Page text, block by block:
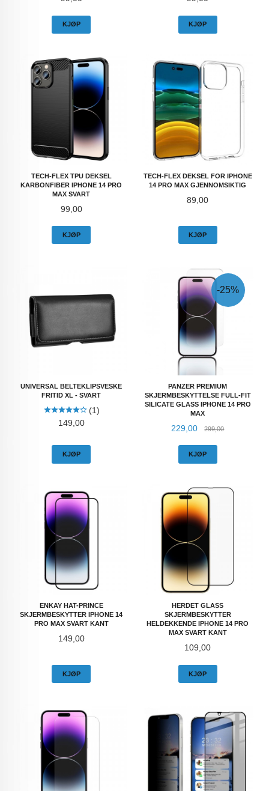
KJØP KJØP
TECH-FLEX TPU DEKSEL
KARBONFIBER IPHONE 14 PRO
MAX SVART
Pris
99,00
KJØP
TECH-FLEX DEKSEL FOR IPHONE
14 PRO MAX GJENNOMSIKTIG
Pris
89,00
KJØP
UNIVERSAL BELTEKLIPSVESKE
FRITID XL - SVART
(1)
Pris
149,00
KJØP
PANZER PREMIUM
SKJERMBESKYTTELSE FULL-FIT
SILICATE GLASS IPHONE 14 PRO
MAX
Tilbud
229,00 299,00Rabatt
-25%
KJØP
ENKAY HAT-PRINCE
SKJERMBESKYTTER IPHONE 14
PRO MAX SVART KANT
Pris
149,00
KJØP
HERDET GLASS
SKJERMBESKYTTER
HELDEKKENDE IPHONE 14 PRO
MAX SVART KANT
Pris
109,00
KJØP